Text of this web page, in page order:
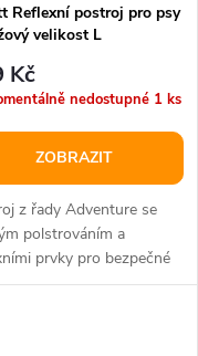
Reflexní postroj pro psy
velikost L
Kč
nedostupné 1 ks
ZOBRAZIT
z řady Adventure se
polstrováním a
prvky pro bezpečné